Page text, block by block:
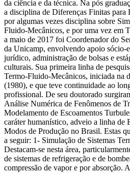
da ciência e da técnica. Na pós
a disciplina de Diferenças Finitas para
por algumas vezes disciplina sobre
Fluido-Mecânicos, e por uma vez em
a maio de 2017 foi Coordenador do
da Unicamp, envolvendo apoio sócio-
jurídico, administração de bolsas e
culturais. Sua primeira linha de
Termo-Fluido-Mecânicos, iniciada na
(1980), e que teve continuidade ao
profissional. De seu doutorado
Análise Numérica de Fenômenos de
Modelamento de Escoamentos
caráter humanístico, adveio a linha de
Modos de Produção no Brasil. Estas
a seguir: 1- Simulação de Sistemas
Destacam-se nesta área,
de sistemas de refrigeração e de
compressão de vapor e por absorção.